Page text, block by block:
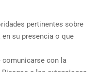
pertinentes sobre
su presencia o que
comunicarse con la